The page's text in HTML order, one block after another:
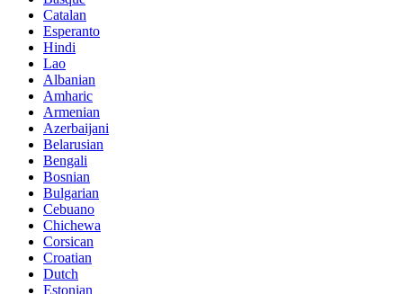
Catalan
Esperanto
Hindi
Lao
Albanian
Amharic
Armenian
Azerbaijani
Belarusian
Bengali
Bosnian
Bulgarian
Cebuano
Chichewa
Corsican
Croatian
Dutch
Estonian